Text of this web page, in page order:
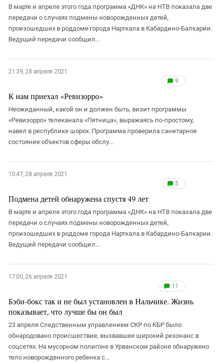
В марте и апреле этого года программа «ДНК» на НТВ показала две
передачи о случаях подмены новорожденных детей,
произошедших в роддоме города Нарткала в Кабардино-Балкарии.
Ведущий передачи сообщил...
21:39, 28 апреля 2021
9
К нам приехал «Ревизорро»
Неожиданный, какой он и должен быть, визит программы
«Ревизорро» телеканала «Пятница», выражаясь по-простому,
навел в республике шорох. Программа проверила санитарное
состояние объектов сферы обслу...
10:47, 28 апреля 2021
5
Подмена детей обнаружена спустя 49 лет
В марте и апреле этого года программа «ДНК» на НТВ показала две
передачи о случаях подмены новорожденных детей,
произошедших в роддоме города Нарткала в Кабардино-Балкарии.
Ведущий передачи сообщил...
17:00, 26 апреля 2021
11
Бэби-бокс так и не был установлен в Нальчике. Жизнь
показывает, что лучше бы он был
23 апреля Следственным управлением СКР по КБР было
обнародовано происшествие, вызвавшее широкий резонанс в
соцсетях. На мусорном полигоне в Урванском районе обнаружено
тело новорожденного ребенка с...